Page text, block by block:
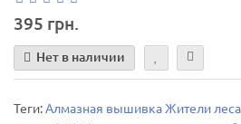
395 грн.
Нет в наличии
Теги:Алмазная вышивка Жители леса